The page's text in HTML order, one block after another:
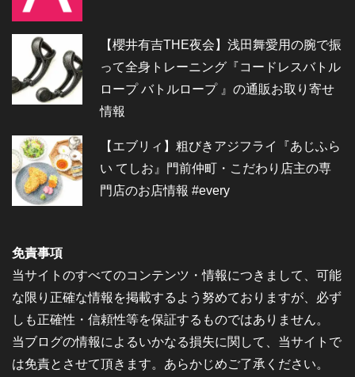
【櫻井有吉THE夜会】浅田舞愛用の腕で振
って全身トレーニング『コードレスバトル
ロープ バトルロープ 』の通販お取り寄せ
情報
【エブリィ】粗びきアジフライ『あじふら
い てしお』門前仲町・こだわり店主の専
門店のお店情報 #every
免責事項
当サイトのすべてのコンテンツ・情報につきまして、可能
な限り正確な情報を掲載するよう努めておりますが、必ず
しも正確性・信頼性等を保証するものではありません。
当ブログの情報によるいかなる損失に関して、当サイトで
は免責とさせて頂きます。あらかじめご了承ください。